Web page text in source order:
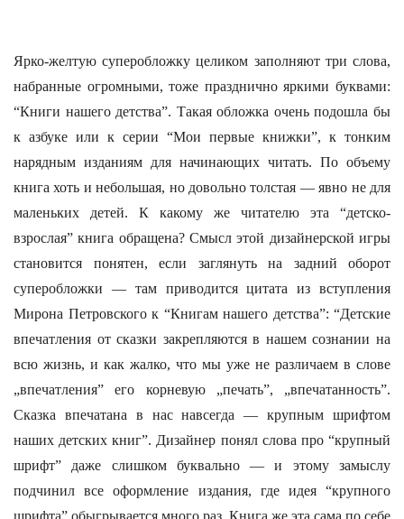
Ярко-желтую суперобложку целиком заполняют три слова,
набранные огромными, тоже празднично яркими буквами:
“Книги нашего детства”. Такая обложка очень подошла бы
к азбуке или к серии “Мои первые книжки”, к тонким
нарядным изданиям для начинающих читать. По объему
книга хоть и небольшая, но довольно толстая — явно не для
маленьких детей. К какому же читателю эта “детско-
взрослая” книга обращена? Смысл этой дизайнерской игры
становится понятен, если заглянуть на задний оборот
суперобложки — там приводится цитата из вступления
Мирона Петровского к “Книгам нашего детства”: “Детские
впечатления от сказки закрепляются в нашем сознании на
всю жизнь, и как жалко, что мы уже не различаем в слове
„впечатления” его корневую „печать”, „впечатанность”.
Сказка впечатана в нас навсегда — крупным шрифтом
наших детских книг”. Дизайнер понял слова про “крупный
шрифт” даже слишком буквально — и этому замыслу
подчинил все оформление издания, где идея “крупного
шрифта” обыгрывается много раз. Книга же эта сама по себе